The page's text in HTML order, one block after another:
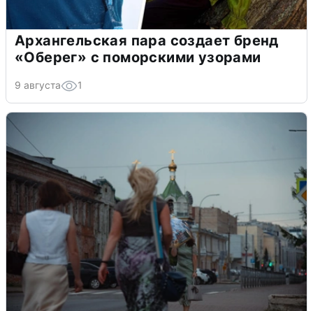
Архангельская пара создает бренд
«Оберег» с поморскими узорами
9 августа 1